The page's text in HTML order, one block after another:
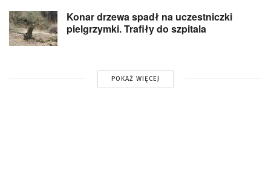
Konar drzewa spadł na uczestniczki
pielgrzymki. Trafiły do szpitala
POKAŻ WIĘCEJ